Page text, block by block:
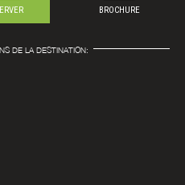
BROCHURE
DE LA DESTINATION: